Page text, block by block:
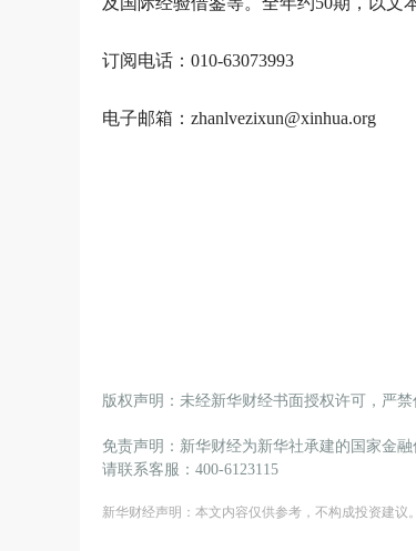
订阅电话：010-63073993
电子邮箱：zhanlvezixun@xinhua.org
版权声明：未经新华财经书面授权许可，严
免责声明：新华财经为新华社承建的国家金
请联系客服：400-6123115
新华财经声明：本文内容仅供参考，不构成投资建议